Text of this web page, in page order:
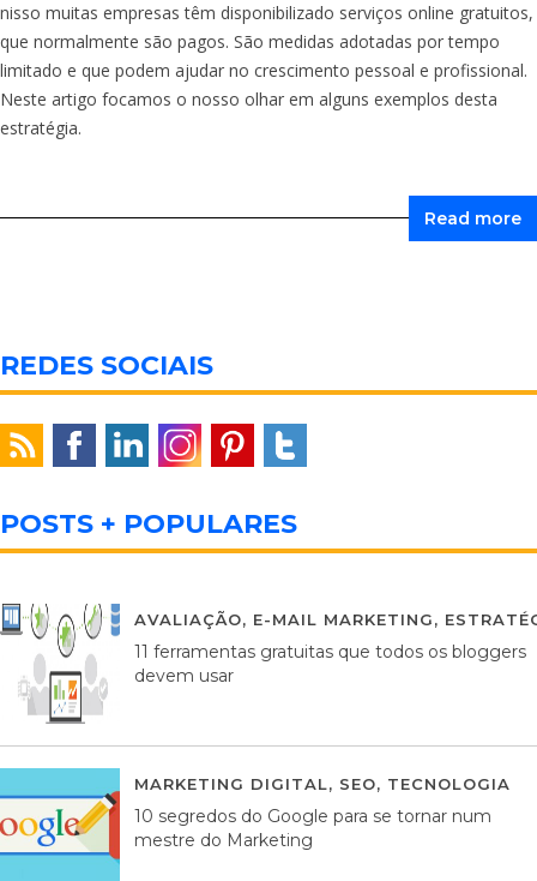
nisso muitas empresas têm disponibilizado serviços online gratuitos,
que normalmente são pagos. São medidas adotadas por tempo
limitado e que podem ajudar no crescimento pessoal e profissional.
Neste artigo focamos o nosso olhar em alguns exemplos desta
estratégia.
Read more
REDES SOCIAIS
POSTS + POPULARES
AVALIAÇÃO, E-MAIL MARKETING,
11 ferramentas gratuitas que todos os bloggers
devem usar
MARKETING DIGITAL, SEO, TECNOLOGIA
10 segredos do Google para se tornar num
mestre do Marketing